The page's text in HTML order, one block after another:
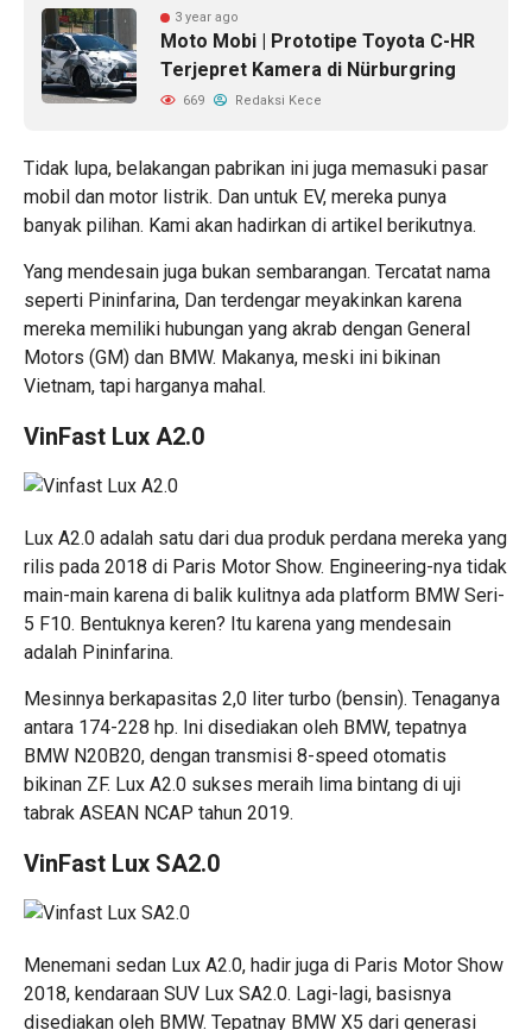
3 year ago
Moto Mobi | Prototipe Toyota C-HR
Terjepret Kamera di Nürburgring
669 Redaksi Kece
Tidak lupa, belakangan pabrikan ini juga memasuki pasar
mobil dan motor listrik. Dan untuk EV, mereka punya
banyak pilihan. Kami akan hadirkan di artikel berikutnya.
Yang mendesain juga bukan sembarangan. Tercatat nama
seperti Pininfarina, Dan terdengar meyakinkan karena
mereka memiliki hubungan yang akrab dengan General
Motors (GM) dan BMW. Makanya, meski ini bikinan
Vietnam, tapi harganya mahal.
VinFast Lux A2.0
Lux A2.0 adalah satu dari dua produk perdana mereka yang
rilis pada 2018 di Paris Motor Show. Engineering-nya tidak
main-main karena di balik kulitnya ada platform BMW Seri-
5 F10. Bentuknya keren? Itu karena yang mendesain
adalah Pininfarina.
Mesinnya berkapasitas 2,0 liter turbo (bensin). Tenaganya
antara 174-228 hp. Ini disediakan oleh BMW, tepatnya
BMW N20B20, dengan transmisi 8-speed otomatis
bikinan ZF. Lux A2.0 sukses meraih lima bintang di uji
tabrak ASEAN NCAP tahun 2019.
VinFast Lux SA2.0
Menemani sedan Lux A2.0, hadir juga di Paris Motor Show
2018, kendaraan SUV Lux SA2.0. Lagi-lagi, basisnya
disediakan oleh BMW. Tepatnay BMW X5 dari generasi